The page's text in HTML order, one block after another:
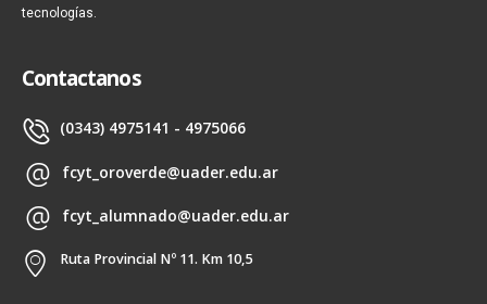
tecnologías.
Contactanos
(0343) 4975141 - 4975066
fcyt_oroverde@uader.edu.ar
fcyt_alumnado@uader.edu.ar
Ruta Provincial Nº 11. Km 10,5